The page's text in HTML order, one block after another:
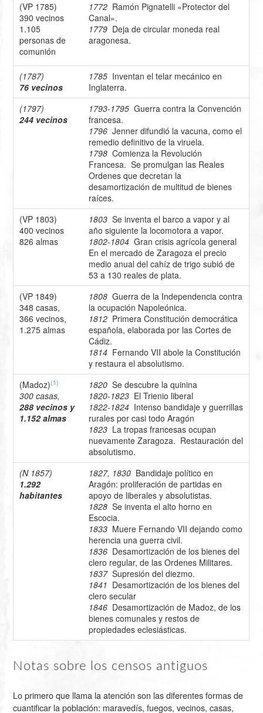
(VP 1785)
390 vecinos
1.105
personas de
comunión
1772 Ramón Pignatelli «Protector del
Canal».
1779 Deja de circular moneda real
aragonesa.
(1787)
76 vecinos
1785 Inventan el telar mecánico en
Inglaterra.
(1797)
244 vecinos
1793-1795 Guerra contra la Convención
francesa.
1796 Jenner difundió la vacuna, como el
remedio definitivo de la viruela.
1798 Comienza la Revolución
Francesa. Se promulgan las Reales
Ordenes que decretan la
desamortización de multitud de bienes
raíces.
(VP 1803)
400 vecinos
826 almas
1803 Se inventa el barco a vapor y al
año siguiente la locomotora a vapor.
1802-1804 Gran crisis agrícola general
En el mercado de Zaragoza el precio
medio anual del cahíz de trigo subió de
53 a 130 reales de plata.
(VP 1849)
348 casas,
366 vecinos,
1.275 almas
1808 Guerra de la Independencia contra
la ocupación Napoleónica.
1812 Primera Constitución democrática
española, elaborada por las Cortes de
Cádiz.
1814 Fernando VII abole la Constitución
y restaura el absolutismo.
(Madoz)(1)
300 casas,
288 vecinos y
1.152 almas
1820 Se descubre la quinina
1820-1823 El Trienio liberal
1822-1824 Intenso bandidaje y guerrillas
rurales por casi todo Aragón
1823 La tropas francesas ocupan
nuevamente Zaragoza. Restauración del
absolutismo.
(N 1857)
1.292
habitantes
1827, 1830 Bandidaje político en
Aragón: proliferación de partidas en
apoyo de liberales y absolutistas.
1828 Se inventa el alto horno en
Escocia.
1833 Muere Fernando VII dejando como
herencia una guerra civil.
1836 Desamortización de los bienes del
clero regular, de las Ordenes Militares.
1837Supresión del diezmo.
1841 Desamortización de los bienes del
clero secular
1846 Desamortización de Madoz, de los
bienes comunales y restos de
propiedades eclesiásticas.
Notas sobre los censos antiguos
Lo primero que llama la atención son las diferentes formas de
cuantificar la población: maravedís, fuegos, vecinos, casas,